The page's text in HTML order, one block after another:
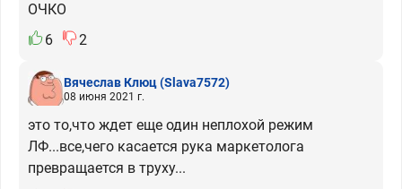
ОЧКО
6
2
Вячеслав Клюц(Slava7572)
08 июня 2021 г.
это то,что ждет еще один неплохой режим
ЛФ...все,чего касается рука маркетолога
превращается в труху...